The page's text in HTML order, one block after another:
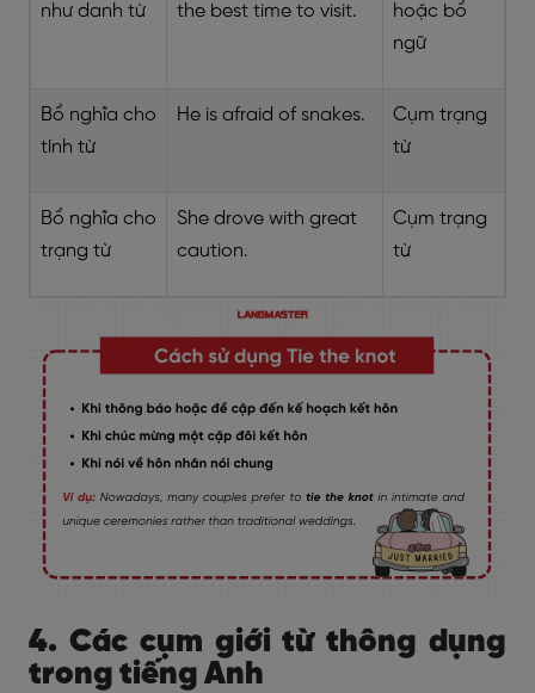
như danh từ
the best time to visit.
hoặc bổ
ngữ
Bổ nghĩa cho
tính từ
He is afraid of snakes.
Cụm trạng
từ
Bổ nghĩa cho
trạng từ
She drove with great
caution.
Cụm trạng
từ
4. Các cụm giới từ thông dụng
trong tiếng Anh